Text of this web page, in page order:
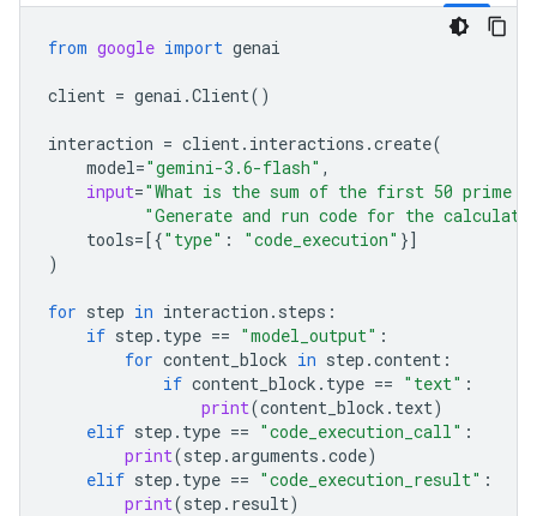
from google import genai
client = genai .Client()
interaction = client. interactions .create(
model="gemini-3.6-flash" ,
input="What is the sum of the first 50 prime
"Generate and run code for the
tools=[{"type" : "code_execution" }]
)
for step in interaction . steps :
if step . type == "model_output" :
for content_block in step .content :
if content_block . type == "text" :
print(content_block . text)
elif step . type == "code_execution_call" :
print(step .arguments .code)
elif step . type == "code_execution_result" :
print(step . result)